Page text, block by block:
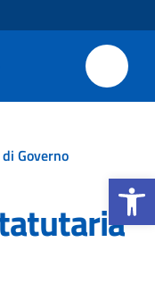
Apri la
Governo